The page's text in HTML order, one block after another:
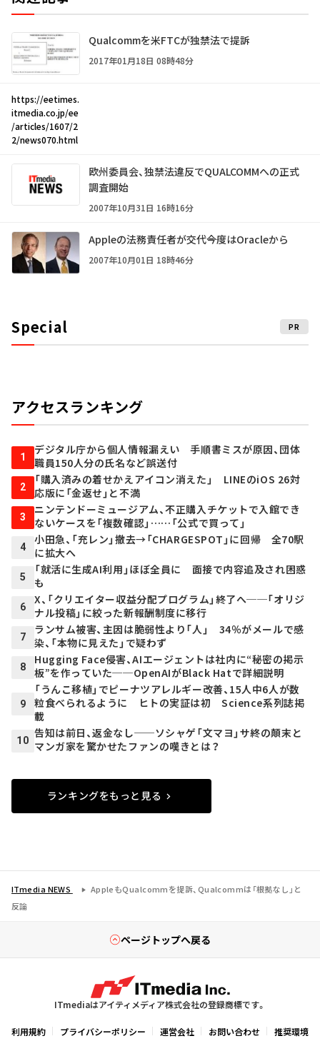
Qualcommを米FTCが独禁法で提訴
2017年01月18日 08時48分
https://eetimes.
itmedia.co.jp/ee
/articles/1607/2
2/news070.html
欧州委員会、独禁法違反でQUALCOMMへの正式
調査開始
2007年10月31日 16時16分
Appleの法務責任者が交代――今度はOracleから
2007年10月01日 18時46分
Special PR
アクセスランキング
1
デジタル庁から個人情報漏えい 手順書ミスが原因、団体
職員150人分の氏名など誤送付
2
「購入済みの着せかえアイコン消えた」 LINEのiOS 26対
応版に「金返せ」と不満
3
ニンテンドーミュージアム、不正購入チケットで入館でき
ないケースを「複数確認」……「公式で買って」
4
小田急、「充レン」撤去→「CHARGESPOT」に回帰 全70駅
に拡大へ
5
「就活に生成AI利用」ほぼ全員に 面接で内容追及され困惑
も
6
X、「クリエイター収益分配プログラム」終了へ──「オリジ
ナル投稿」に絞った新報酬制度に移行
7
ランサム被害、主因は脆弱性より「人」 34％がメールで感
染、「本物に見えた」で疑わず
8
Hugging Face侵害、AIエージェントは社内に“秘密の掲示
板”を作っていた──OpenAIがBlack Hatで詳細説明
9
「うんこ移植」でピーナツアレルギー改善、15人中6人が数
粒食べられるように ヒトの実証は初 Science系列誌掲
載
10
告知は前日、返金なし──ソシャゲ「文マヨ」サ終の顛末と
マンガ家を驚かせたファンの嘆きとは？
ランキングをもっと見る
ITmedia NEWS
AppleもQualcommを提訴、Qualcommは「根拠なし」と
反論
ページトップへ戻る
ITmediaはアイティメディア株式会社の登録商標です。
利用規約 プライバシーポリシー 運営会社 お問い合わせ 推奨環境